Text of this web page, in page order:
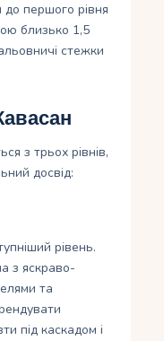
до першого рівня
близько 1,5
стежки
з трьох рівнів,
досвід:
рівень.
з яскраво-
та
під каскадом і